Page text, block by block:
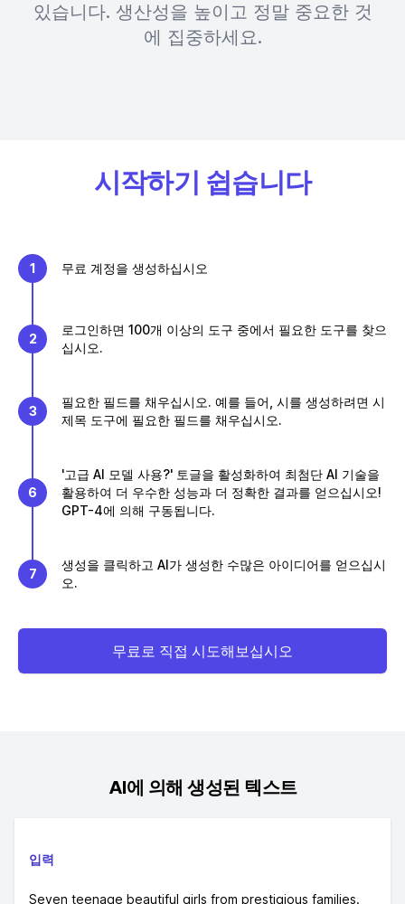
있습니다. 생산성을 높이고 정말 중요한 것
에 집중하세요.
시작하기 쉽습니다
1 무료 계정을 생성하십시오
2
로그인하면 100개 이상의 도구 중에서 필요한 도구를 찾으
십시오.
3
필요한 필드를 채우십시오. 예를 들어, 시를 생성하려면 시
제목 도구에 필요한 필드를 채우십시오.
6
'고급 AI 모델 사용?' 토글을 활성화하여 최첨단 AI 기술을
활용하여 더 우수한 성능과 더 정확한 결과를 얻으십시오!
GPT-4에 의해 구동됩니다.
7
생성을 클릭하고 AI가 생성한 수많은 아이디어를 얻으십시
오.
무료로 직접 시도해보십시오
AI에 의해 생성된 텍스트
입력
Seven teenage beautiful girls from prestigious families.